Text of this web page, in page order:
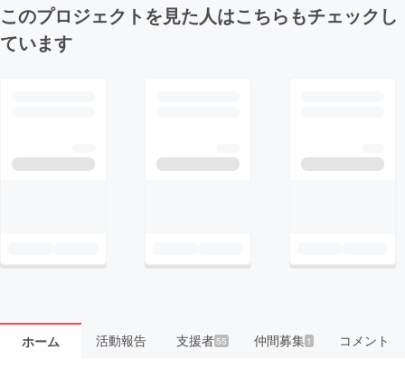
このプロジェクトを見た人はこちらもチェックし
ています
ホーム 活動報告 支援者55 仲間募集 1 コメント